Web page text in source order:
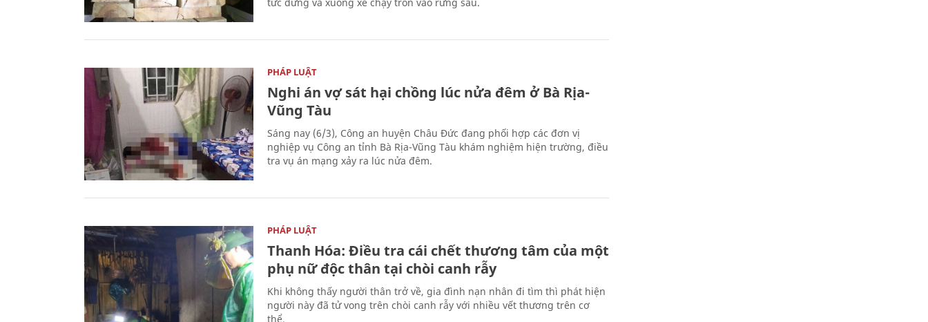
PHÁP LUẬT
Nghi án vợ sát hại chồng lúc nửa đêm ở Bà Rịa-
Vũng Tàu
Sáng nay (6/3), Công an huyện Châu Đức đang phối hợp các đơn vị
nghiệp vụ Công an tỉnh Bà Rịa-Vũng Tàu khám nghiệm hiện trường, điều
tra vụ án mạng xảy ra lúc nửa đêm.
PHÁP LUẬT
Thanh Hóa: Điều tra cái chết thương tâm của một
phụ nữ độc thân tại chòi canh rẫy
Khi không thấy người thân trở về, gia đình nạn nhân đi tìm thì phát hiện
người này đã tử vong trên chòi canh rẫy với nhiều vết thương trên cơ
thể.